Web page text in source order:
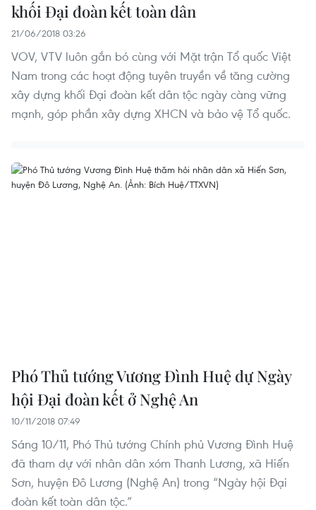
khối Đại đoàn kết toàn dân
21/06/2018 03:26
VOV, VTV luôn gắn bó cùng với Mặt trận Tổ quốc Việt
Nam trong các hoạt động tuyên truyền về tăng cường
xây dựng khối Đại đoàn kết dân tộc ngày càng vững
mạnh, góp phần xây dựng XHCN và bảo vệ Tổ quốc.
Phó Thủ tướng Vương Đình Huệ dự Ngày
hội Đại đoàn kết ở Nghệ An
10/11/2018 07:49
Sáng 10/11, Phó Thủ tướng Chính phủ Vương Đình Huệ
đã tham dự với nhân dân xóm Thanh Lương, xã Hiến
Sơn, huyện Đô Lương (Nghệ An) trong “Ngày hội Đại
đoàn kết toàn dân tộc.”